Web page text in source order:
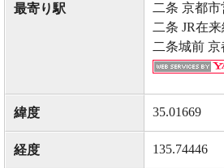
最寄り駅
二条 京都
二条 JR在来
二条城前
緯度 35.01669
経度 135.74446